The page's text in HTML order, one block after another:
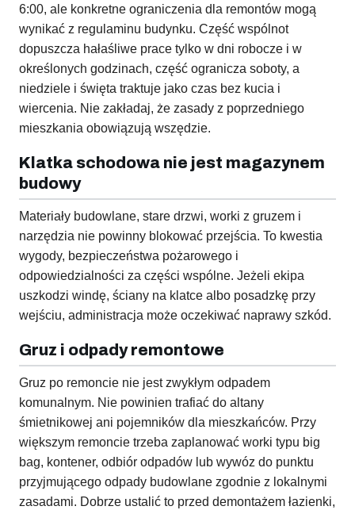
6:00, ale konkretne ograniczenia dla remontów mogą
wynikać z regulaminu budynku. Część wspólnot
dopuszcza hałaśliwe prace tylko w dni robocze i w
określonych godzinach, część ogranicza soboty, a
niedziele i święta traktuje jako czas bez kucia i
wiercenia. Nie zakładaj, że zasady z poprzedniego
mieszkania obowiązują wszędzie.
Klatka schodowa nie jest magazynem
budowy
Materiały budowlane, stare drzwi, worki z gruzem i
narzędzia nie powinny blokować przejścia. To kwestia
wygody, bezpieczeństwa pożarowego i
odpowiedzialności za części wspólne. Jeżeli ekipa
uszkodzi windę, ściany na klatce albo posadzkę przy
wejściu, administracja może oczekiwać naprawy szkód.
Gruz i odpady remontowe
Gruz po remoncie nie jest zwykłym odpadem
komunalnym. Nie powinien trafiać do altany
śmietnikowej ani pojemników dla mieszkańców. Przy
większym remoncie trzeba zaplanować worki typu big
bag, kontener, odbiór odpadów lub wywóz do punktu
przyjmującego odpady budowlane zgodnie z lokalnymi
zasadami. Dobrze ustalić to przed demontażem łazienki,